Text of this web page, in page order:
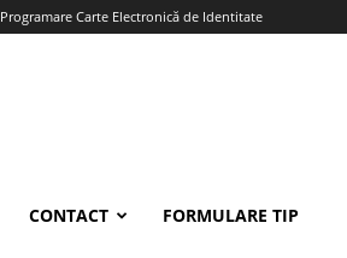
Programare Carte Electronică de Identitate
CONTACT FORMULARE TIP